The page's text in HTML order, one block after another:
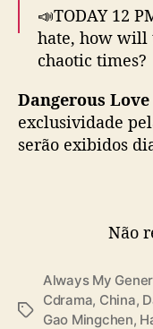
📣TODAY 12
hate, how will
chaotic times?
💖
on WeTV!
#WeTVPinas
August 25,
Dangerous Love
exclusividade
serão exibidos
Não
T
Always My
Cdrama, China,
Gao Mingchen,